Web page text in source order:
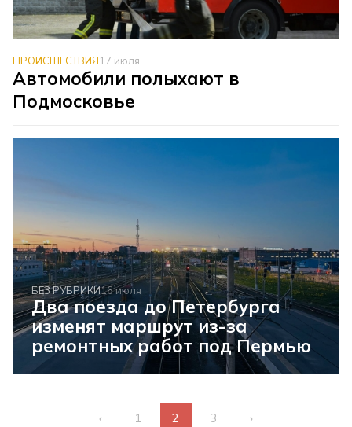
ПРОИСШЕСТВИЯ17 июля
Автомобили полыхают в
Подмосковье
БЕЗ РУБРИКИ16 июля
Два поезда до Петербурга
изменят маршрут из-за
ремонтных работ под Пермью
‹ 1 2 3 ›